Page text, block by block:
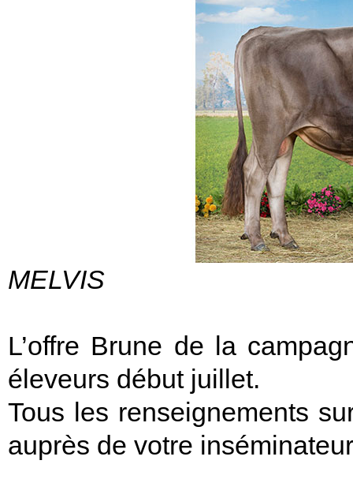
MELVIS
L’offre Brune de la
éleveurs début juillet.
Tous les renseignements
auprès de votre inséminateur